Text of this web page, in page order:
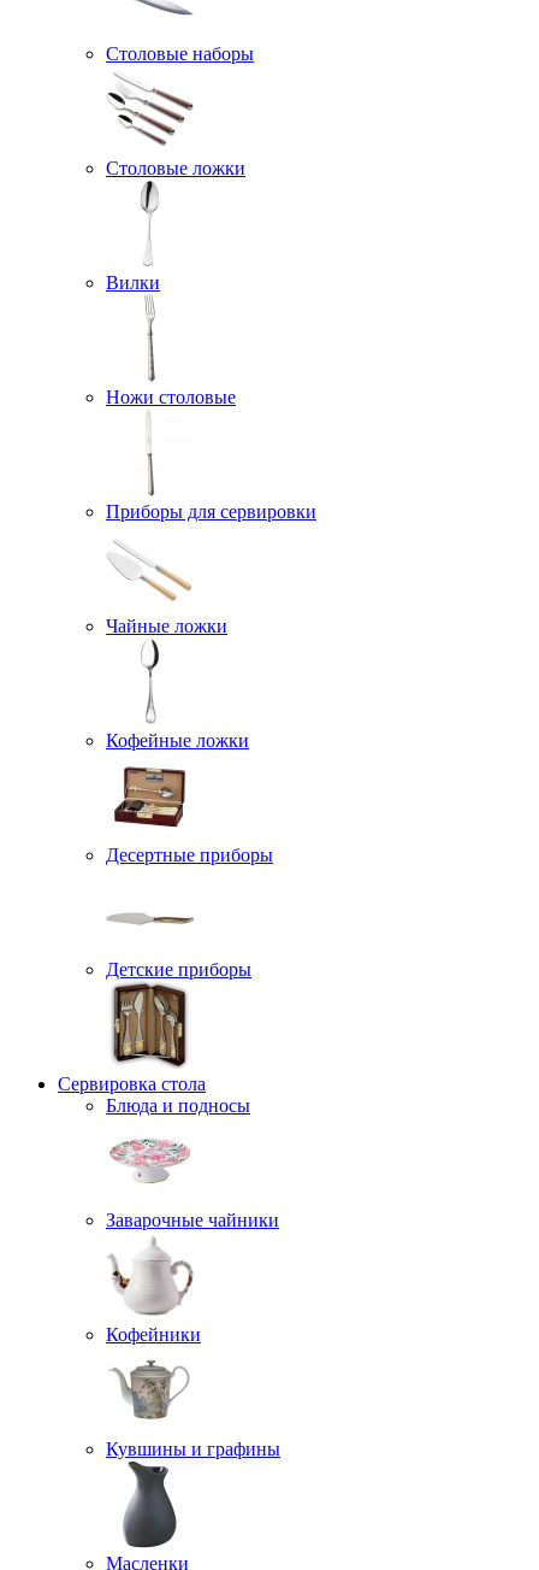
Столовые наборы
Столовые ложки
Вилки
Ножи столовые
Приборы для сервировки
Чайные ложки
Кофейные ложки
Десертные приборы
Детские приборы
Сервировка стола
Блюда и подносы
Заварочные чайники
Кофейники
Кувшины и графины
Масленки